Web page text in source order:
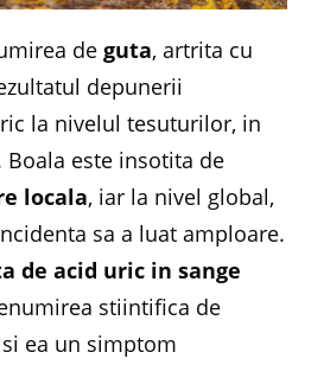
de guta, artrita cu
depunerii
la nivelul tesuturilor, in
este insotita de
locala, iar la nivel global,
sa a luat amploare.
de acid uric in sange
stiintifica de
ea un simptom